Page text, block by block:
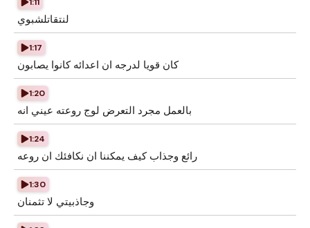
لنتقاتلشبوي
1:17
كان قويا لدرجه ان اعدائه كانوا يصابون
1:20
بالعمل مجرد التعرض لوج روعته عيني انه
1:24
رائع وجذاب كيف يمكننا ان نكافئك ان روعه
1:30
وجاذبيتي لا تثمنان